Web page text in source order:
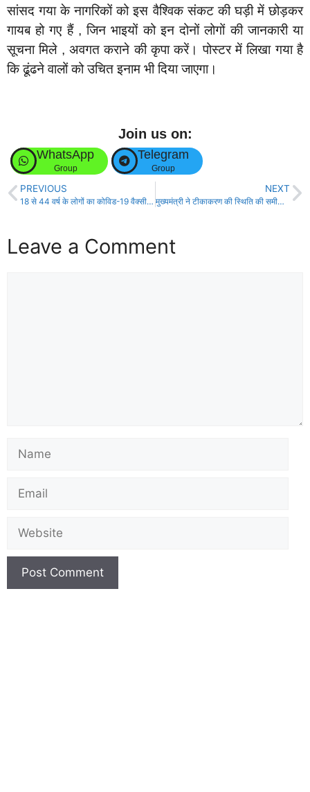
सांसद गया के नागरिकों को इस वैश्विक संकट की घड़ी में छोड़कर
गायब हो गए हैं , जिन भाइयों को इन दोनों लोगों की जानकारी या
सूचना मिले , अवगत कराने की कृपा करें। पोस्टर में लिखा गया है
कि ढूंढने वालों को उचित इनाम भी दिया जाएगा।
Join us on:
WhatsApp
Group
Telegram
Group
PREVIOUS
18 से 44 वर्ष के लोगों का कोविड-19 वैक्सीनेशन 9 मई से होगा प्रारंभ!
NEXT
मुख्यमंत्री ने टीकाकरण की स्थिति की समीक्षा की!
Leave a Comment